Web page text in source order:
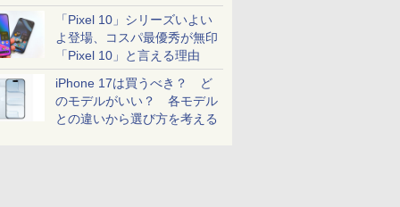
「Pixel 10」シリーズいよい
よ登場、コスパ最優秀が無印
「Pixel 10」と言える理由
iPhone 17は買うべき？ ど
のモデルがいい？ 各モデル
との違いから選び方を考える